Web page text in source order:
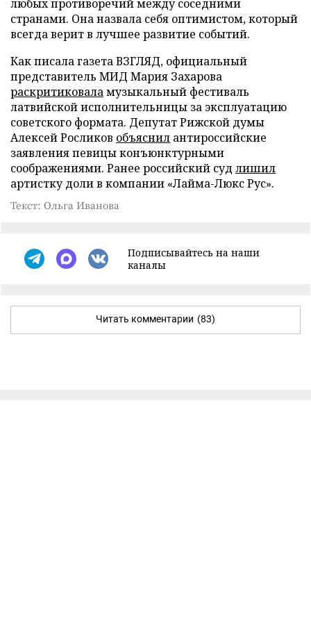
любых противоречий между соседними
странами. Она назвала себя оптимистом, который
всегда верит в лучшее развитие событий.
Как писала газета ВЗГЛЯД, официальный
представитель МИД Мария Захарова
раскритиковаламузыкальный фестиваль
латвийской исполнительницы за эксплуатацию
советского формата. Депутат Рижской думы
Алексей Росликов объяснил антироссийские
заявления певицы конъюнктурными
соображениями. Ранее российский суд лишил
артистку доли в компании «Лайма-Люкс Рус».
Текст: Ольга Иванова
Подписывайтесь на наши
каналы
Читать комментарии (83)